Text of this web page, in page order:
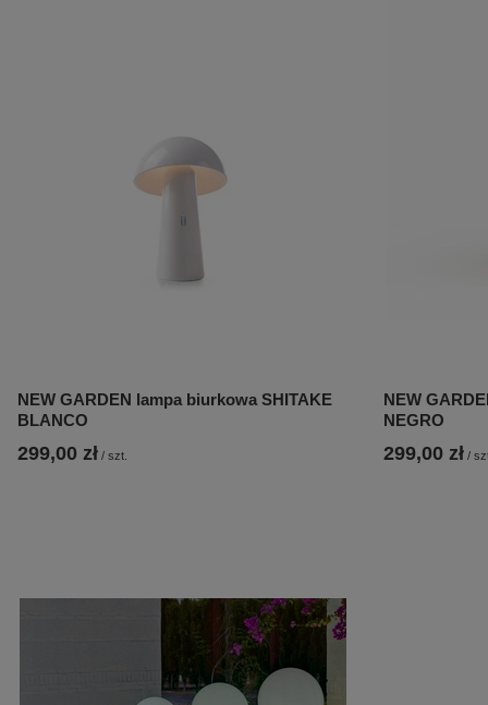
NEW GARDEN lampa biurkowa SHITAKE
BLANCO
299,00 zł / szt.
NEW
NEGRO
299,00 zł /